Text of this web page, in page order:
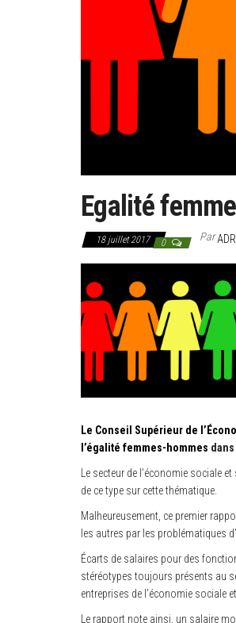
Egalité
18 juillet 2017 0 Par
Le Conseil Supérieur de
l’égalité femmes-hommes
Le secteur de l’économie sociale
de ce type sur cette thématique.
Malheureusement, ce premier
les autres par les problématiques
Écarts de salaires pour des
stéréotypes toujours présents au
entreprises de l’économie sociale
Le rapport note ainsi, un salaire